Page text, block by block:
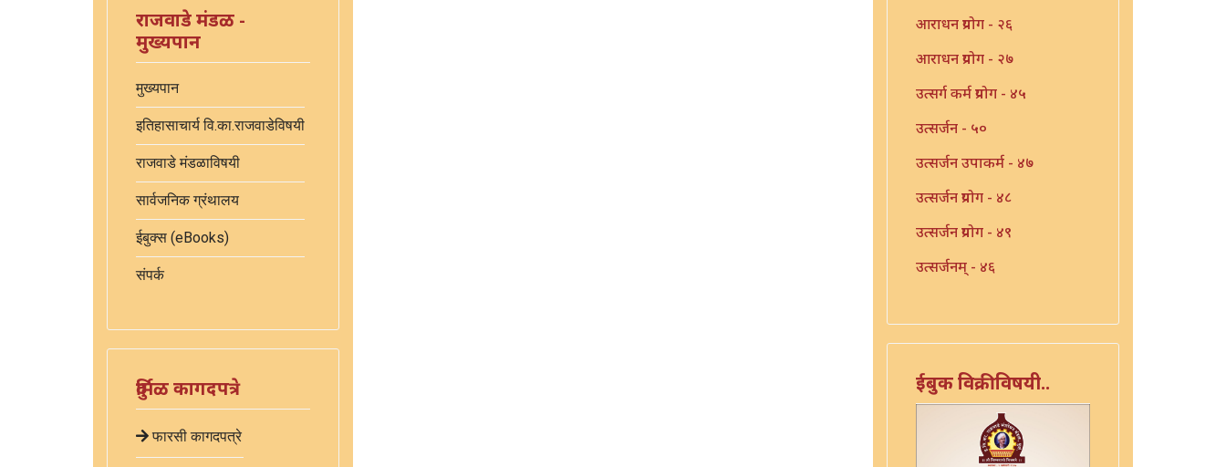
राजवाडे मंडळ -
मुख्यपान
मुख्यपान
इतिहासाचार्य वि.का.राजवाडेविषयी
राजवाडे मंडळाविषयी
सार्वजनिक ग्रंथालय
ईबुक्स (eBooks)
संपर्क
दुर्मिळ कागदपत्रे
फारसी कागदपत्रे
आराधन प्रयोग - २६
आराधन प्रयोग - २७
उत्सर्ग कर्म प्रयोग - ४५
उत्सर्जन - ५०
उत्सर्जन उपाकर्म - ४७
उत्सर्जन प्रयोग - ४८
उत्सर्जन प्रयोग - ४९
उत्सर्जनम् - ४६
उपाकर्म - ४३
उपाकर्म - ४४
एका याज्ञिकाच्या ग्रंथांची यादी -
ईबुक विक्रीविषयी..